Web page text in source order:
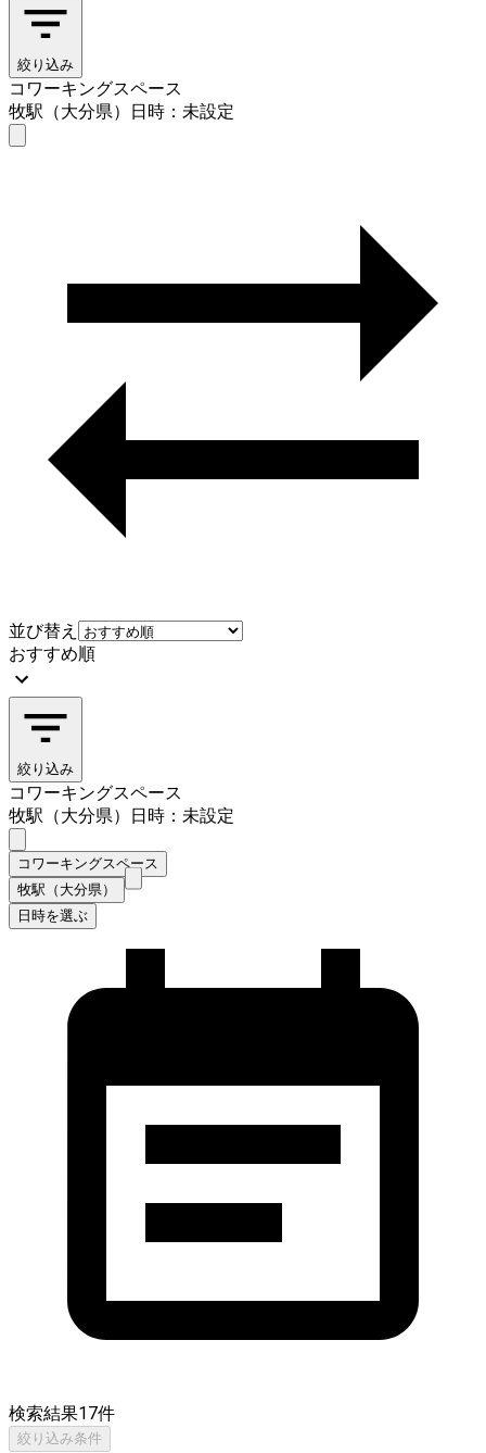
絞り込み
コワーキングスペース
牧駅（大分県）
日時：未設定
並び替え
おすすめ順
絞り込み
コワーキングスペース
牧駅（大分県）
日時：未設定
コワーキングスペース
牧駅（大分県）
日時を選ぶ
検索結果17件
絞り込み条件